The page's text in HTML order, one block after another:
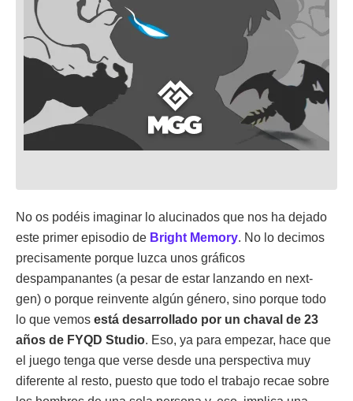
No os podéis imaginar lo alucinados que nos ha dejado
este primer episodio de Bright Memory. No lo decimos
precisamente porque luzca unos gráficos
despampanantes (a pesar de estar lanzando en next-
gen) o porque reinvente algún género, sino porque todo
lo que vemos está desarrollado por un chaval de 23
años de FYQD Studio. Eso, ya para empezar, hace que
el juego tenga que verse desde una perspectiva muy
diferente al resto, puesto que todo el trabajo recae sobre